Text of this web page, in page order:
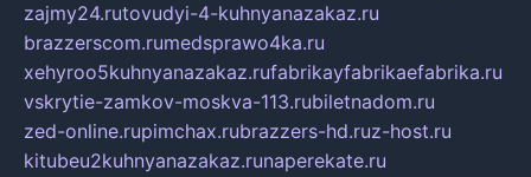
zajmy24.rutovudyi-4-kuhnyanazakaz.ru
brazzerscom.rumedsprawo4ka.ru
xehyroo5kuhnyanazakaz.rufabrikayfabrikaefabrika.ru
vskrytie-zamkov-moskva-113.rubiletnadom.ru
zed-online.rupimchax.rubrazzers-hd.ruz-host.ru
kitubeu2kuhnyanazakaz.runaperekate.ru